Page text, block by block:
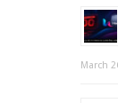
March